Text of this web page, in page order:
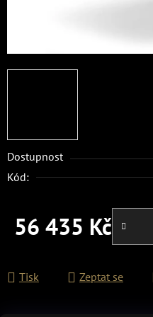
Dostupnost
Kód:
56 435 Kč
Tisk Zeptat se